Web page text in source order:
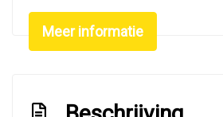
Glazen schuifdak
Keyless entry
Meer informatie